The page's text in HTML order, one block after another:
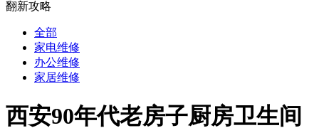
翻新攻略
全部
家电维修
办公维修
家居维修
西安90年代老房子厨房卫生间